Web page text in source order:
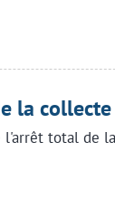
la
l'arrêt total de